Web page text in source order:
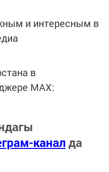
и интересным в
в
MАХ:
каналда